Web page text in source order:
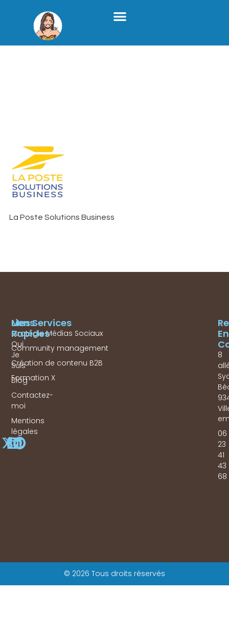
emilie-marquois-
La Poste Solutions Business
Mes Services
Stratégie Médias Sociaux
Community management
Création de contenu B2B
Formation X
Liens
Rapides
Qui
Je
Suis
Blog
Contactez-
moi
Mentions
légales
En
8
06
23
41
43
68
© 2026 Tous droits réservés